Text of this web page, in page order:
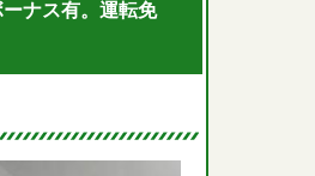
ナス有。運転免